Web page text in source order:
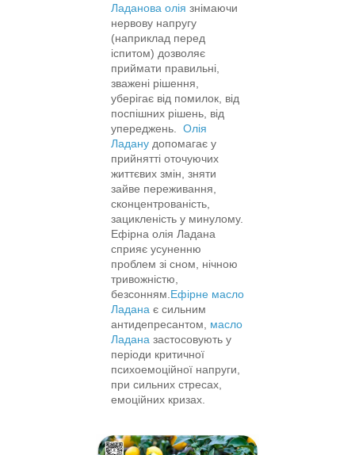
Ладанова олія знімаючи
нервову напругу
(наприклад перед
іспитом) дозволяє
приймати правильні,
зважені рішення,
уберігає від помилок, від
поспішних рішень, від
упереджень. Олія
Ладану допомагає у
прийнятті оточуючих
життєвих змін, зняти
зайве переживання,
сконцентрованість,
зацикленість у минулому.
Ефірна олія Ладана
сприяє усуненню
проблем зі сном, нічною
тривожністю,
безсонням. Ефірне масло
Ладана є сильним
антидепресантом, масло
Ладана застосовують у
періоди критичної
психоемоційної напруги,
при сильних стресах,
емоційних кризах.